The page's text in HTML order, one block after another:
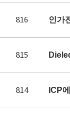
816 인가
815
814 ICP